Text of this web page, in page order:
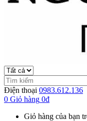
Điện thoại 0983.612.136
0 Giỏ hàng 0đ
Giỏ hàng của bạn